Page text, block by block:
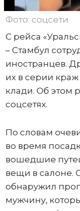
Фото: соцсети
С рейса
– Стамбул
иностранцев.
их в серии
клади. Об этом
соцсетях.
По словам
во время
вошедшие
вещи в салоне.
обнаружил
мужчину,